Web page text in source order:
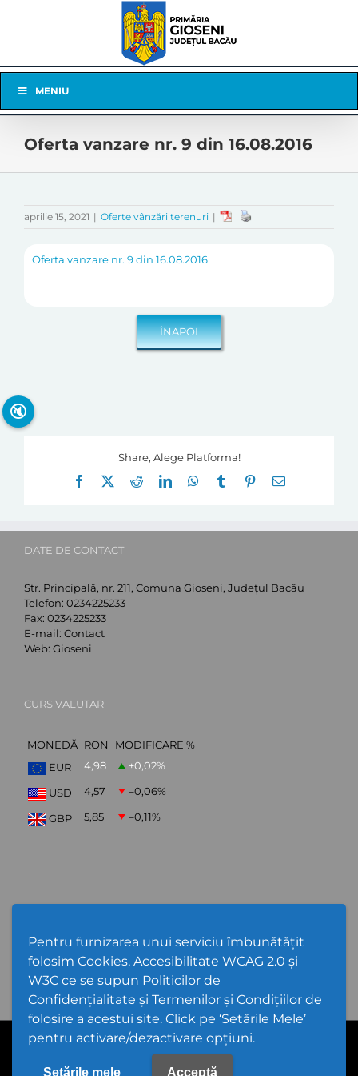
Pentru furnizarea unui serviciu îmbunătățit
folosim Cookies, Accesibilitate WCAG 2.0 și
W3C ce se supun Politicilor de
Confidențialitate și Termenilor și Condițiilor de
folosire a acestui site. Click pe ‘Setările Mele’
pentru activare/dezactivare opțiuni.
Setările mele Acceptă
Navigation
MENIU
Oferta vanzare nr. 9 din 16.08.2016
aprilie 15, 2021 | Oferte vânzări terenuri |
Oferta vanzare nr. 9 din 16.08.2016
Share, Alege Platforma!
Facebook
RedditLinkedInWhatsApp
Tumblr Pinterest
E-
DATE DE CONTACT
Str. Principală, nr. 211, Comuna Gioseni, Județul Bacău
Telefon: 0234225233
Fax: 0234225233
E-mail: Contact
Web: Gioseni
CURS VALUTAR
MONEDĂ RON
MODIFICARE %
EUR
4,98 +0,02%
USD 4,57 –0,06%
GBP 5,85 –0,11%
Cod Județ 4 | Județul Bacău | Tipul UAT - 14 - C - Comună |
Codul SIRUTA al Unitații Administrativ-Teritoriale 20368 | Gioseni
PPW @2026 |Hartă Website|Setări Cookies și Accesibilitate
🔇